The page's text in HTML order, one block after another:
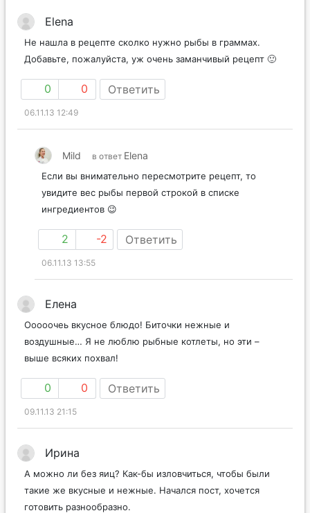
Elena
Не нашла в рецепте сколко нужно рыбы в граммах.
Добавьте, пожалуйста, уж очень заманчивый рецепт 🙂
0 0 Ответить
06.11.13 12:49
Mild в ответ Elena
Если вы внимательно пересмотрите рецепт, то
увидите вес рыбы первой строкой в списке
ингредиентов 😉
2 -2 Ответить
06.11.13 13:55
Елена
Ооооочеь вкусное блюдо! Биточки нежные и
воздушные… Я не люблю рыбные котлеты, но эти –
выше всяких похвал!
0 0 Ответить
09.11.13 21:15
Ирина
А можно ли без яиц? Как-бы изловчиться, чтобы были
такие же вкусные и нежные. Начался пост, хочется
готовить разнообразно.